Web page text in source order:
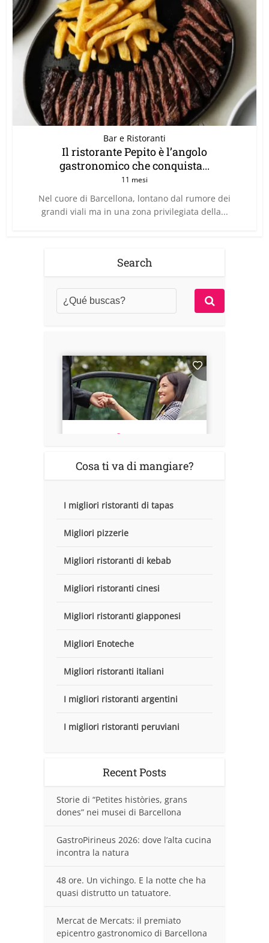
Bar e Ristoranti
Il ristorante Pepito è l’angolo
gastronomico che conquista...
11 mesi
Nel cuore di Barcellona, lontano dal rumore dei
grandi viali ma in una zona privilegiata della...
Search
Cosa ti va di mangiare?
I migliori ristoranti di tapas
Migliori pizzerie
Migliori ristoranti di kebab
Migliori ristoranti cinesi
Migliori ristoranti giapponesi
Migliori Enoteche
Migliori ristoranti italiani
I migliori ristoranti argentini
I migliori ristoranti peruviani
Recent Posts
Storie di “Petites històries, grans
dones” nei musei di Barcellona
GastroPirineus 2026: dove l’alta cucina
incontra la natura
48 ore. Un vichingo. E la notte che ha
quasi distrutto un tatuatore.
Mercat de Mercats: il premiato
epicentro gastronomico di Barcellona